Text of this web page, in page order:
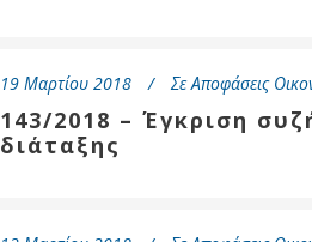
19 Μαρτίου 2018 Σε Αποφάσεις
143/2018 – Έγκριση
διάταξης